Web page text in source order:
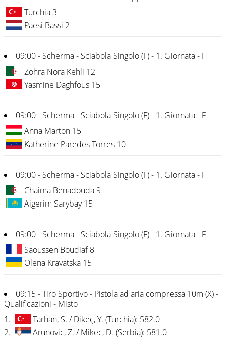
Turchia 3
Paesi Bassi 2
09:00 - Scherma - Sciabola Singolo (F) - 1. Giornata - F
Zohra Nora Kehli 12
Yasmine Daghfous 15
09:00 - Scherma - Sciabola Singolo (F) - 1. Giornata - F
Anna Marton 15
Katherine Paredes Torres 10
09:00 - Scherma - Sciabola Singolo (F) - 1. Giornata - F
Chaima Benadouda 9
Aigerim Sarybay 15
09:00 - Scherma - Sciabola Singolo (F) - 1. Giornata - F
Saoussen Boudiaf 8
Olena Kravatska 15
09:15 - Tiro Sportivo - Pistola ad aria compressa 10m (X) -
Qualificazioni - Misto
1.
Tarhan, S. / Dikeç, Y. (Turchia): 582.0
2.
Arunovic, Z. / Mikec, D. (Serbia): 581.0